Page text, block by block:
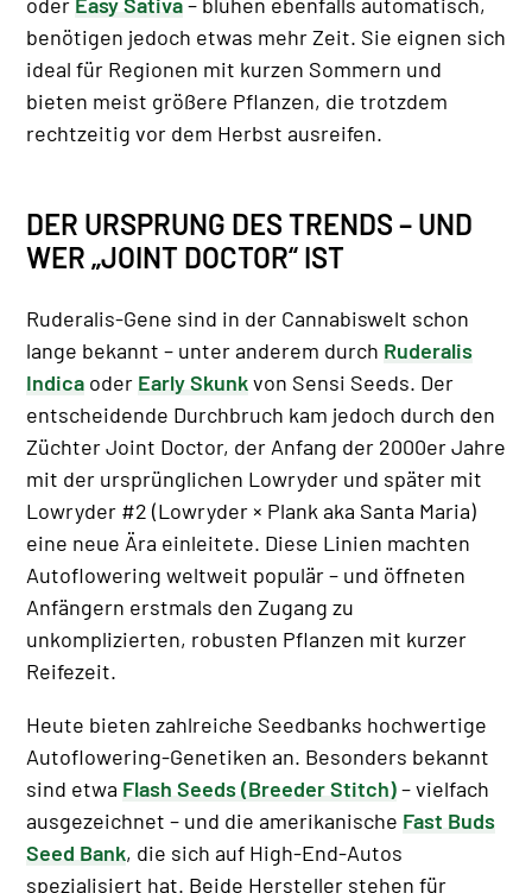
benötigen jedoch etwas mehr Zeit. Sie eignen sich
ideal für Regionen mit kurzen Sommern und
bieten meist größere Pflanzen, die trotzdem
rechtzeitig vor dem Herbst ausreifen.
DER URSPRUNG DES TRENDS – UND
WER „JOINT DOCTOR“ IST
Ruderalis-Gene sind in der Cannabiswelt schon
lange bekannt – unter anderem durch Ruderalis
Indica oder Early Skunkvon Sensi Seeds. Der
entscheidende Durchbruch kam jedoch durch den
Züchter Joint Doctor, der Anfang der 2000er Jahre
mit der ursprünglichen Lowryder und später mit
Lowryder #2 (Lowryder × Plank aka Santa Maria)
eine neue Ära einleitete. Diese Linien machten
Autoflowering weltweit populär – und öffneten
Anfängern erstmals den Zugang zu
unkomplizierten, robusten Pflanzen mit kurzer
Reifezeit.
Heute bieten zahlreiche Seedbanks hochwertige
Autoflowering-Genetiken an. Besonders bekannt
sind etwa Flash Seeds (Breeder Stitch)– vielfach
ausgezeichnet – und die amerikanische Fast Buds
Seed Bank, die sich auf High-End-Autos
spezialisiert hat. Beide Hersteller stehen für